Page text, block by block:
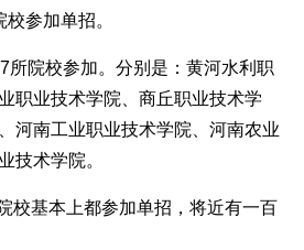
参加单招。
所院校参加。分别是：黄河水利职
职业技术学院、商丘职业技术学
河南工业职业技术学院、河南农业
技术学院。
校基本上都参加单招，将近有一百